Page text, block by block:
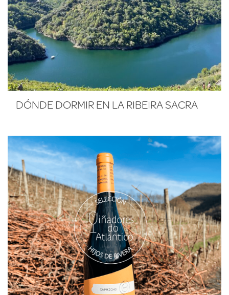
DÓNDE DORMIR EN LA RIBEIRA SACRA